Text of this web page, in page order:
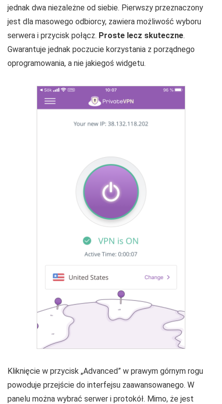
jednak dwa niezależne od siebie. Pierwszy przeznaczony
jest dla masowego odbiorcy, zawiera możliwość wyboru
serwera i przycisk połącz. Proste lecz skuteczne.
Gwarantuje jednak poczucie korzystania z porządnego
oprogramowania, a nie jakiegoś widgetu.
Kliknięcie w przycisk „Advanced” w prawym górnym rogu
powoduje przejście do interfejsu zaawansowanego. W
panelu można wybrać serwer i protokół. Mimo, że jest